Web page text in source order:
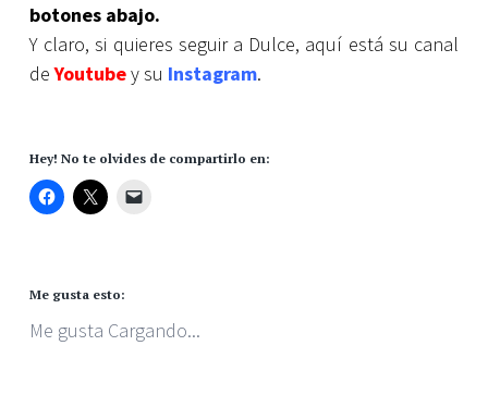
botones abajo.
Y claro, si quieres seguir a Dulce, aquí está su canal
deYoutubey su Instagram.
Hey! No te olvides de compartirlo en:
Me gusta esto:
Me gusta Cargando...